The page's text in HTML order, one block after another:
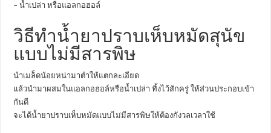
– น้ำเปล่า หรือแอลกอฮอล์
วิธีทำน้ำยาปราบเห็บหมัดสุนัข
แบบไม่มีสารพิษ
นำเมล็ดน้อยหน่ามาตำให้แตกละเอียด
แล้วนำมาผสมในแอลกอฮอล์หรือน้ำเปล่า ทิ้งไว้สักครู่ ให้ส่วนประกอบเข้า
กันดี
จะได้น้ำยาปราบเห็บหมัดแบบไม่มีสารพิษให้ต้องกังวลเวลาใช้